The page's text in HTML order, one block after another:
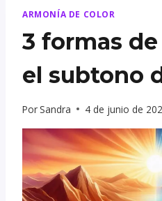
ARMONÍA DE COLOR
3 formas
el subtono
PorSandra 4 de junio de